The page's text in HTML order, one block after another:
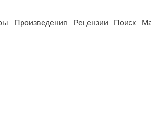
Произведения Рецензии Поиск